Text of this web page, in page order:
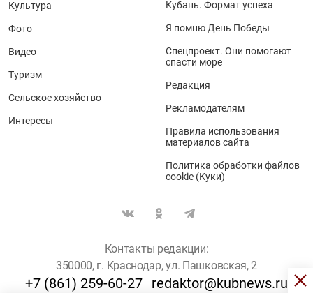
Культура
Фото
Видео
Туризм
Сельское хозяйство
Интересы
Кубань. Формат успеха
Я помню День Победы
Спецпроект. Они помогают
спасти море
Редакция
Рекламодателям
Правила использования
материалов сайта
Политика обработки файлов
cookie (Куки)
Контакты редакции:
350000, г. Краснодар, ул. Пашковская, 2
+7 (861) 259-60-27 redaktor@kubnews.ru